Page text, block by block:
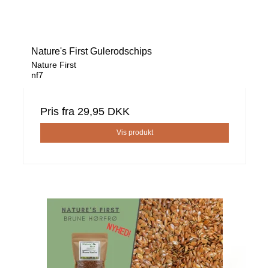
Nature's First Gulerodschips
Nature First
nf7
Pris fra 29,95 DKK
Vis produkt